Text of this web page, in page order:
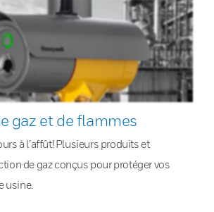
gaz et de flammes
à l’affût! Plusieurs produits et
de gaz conçus pour protéger vos
usine.